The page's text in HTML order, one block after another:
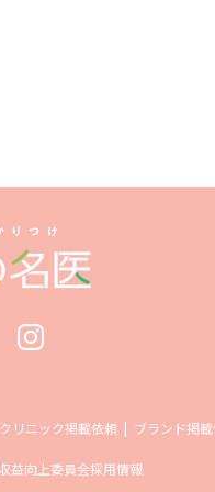
クリニック掲載依頼 ブランド掲
益向上委員会採用情報